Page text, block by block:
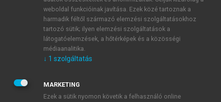
E-MAIL-CÍM
JELSZÓ
weboldal funkcióinak javítása. Ezek közé tartoznak a
harmadik féltől származó elemzési szolgáltatásokhoz
tartozó sütik; ilyen elemzési szolgáltatások a
látogatóelemzések, a hőtérképek és a közösségi
médiaanalitika.
↓ 1 szolgáltatás
MARKETING
Ezek a sütik nyomon követik a felhasználó online